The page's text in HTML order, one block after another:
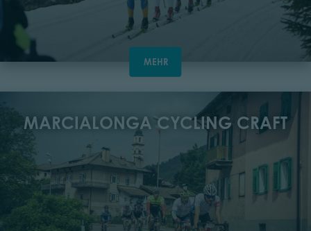
MEHR
MARCIALONGA CYCLING CRAFT